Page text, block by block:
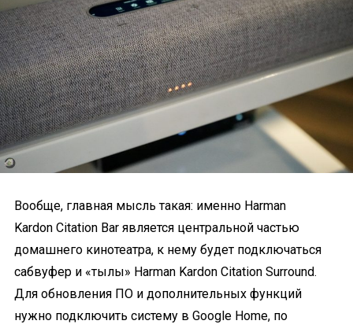
Вообще, главная мысль такая: именно Harman
Kardon Citation Bar является центральной частью
домашнего кинотеатра, к нему будет подключаться
сабвуфер и «тылы» Harman Kardon Citation Surround.
Для обновления ПО и дополнительных функций
нужно подключить систему в Google Home, по